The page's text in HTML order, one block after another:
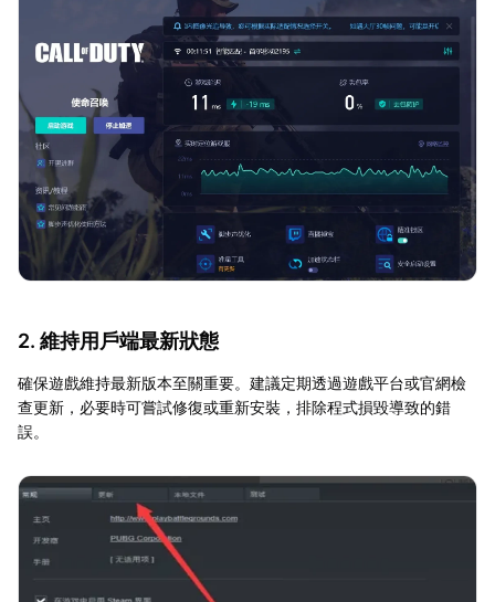
2. 維持用戶端最新狀態
確保遊戲維持最新版本至關重要。建議定期透過遊戲平台或官網檢
查更新，必要時可嘗試修復或重新安裝，排除程式損毀導致的錯
誤。